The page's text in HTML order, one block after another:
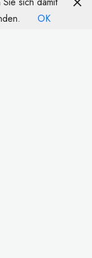
OK